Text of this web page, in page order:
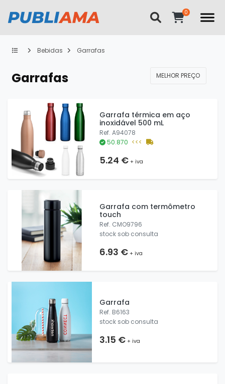
Bebidas Garrafas
Garrafas MELHOR PREÇO
Garrafa térmica em aço
inoxidável 500 mL
Ref. A94078
50.870 <<<
5.24 €+ iva
Garrafa com termômetro
touch
Ref. CMO9796
stock sob consulta
6.93 €+ iva
Garrafa
Ref. B6163
stock sob consulta
3.15 €+ iva